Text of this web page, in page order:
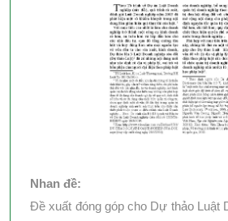
Nhan đề:
Đề xuất đóng góp cho Dự thảo Luật